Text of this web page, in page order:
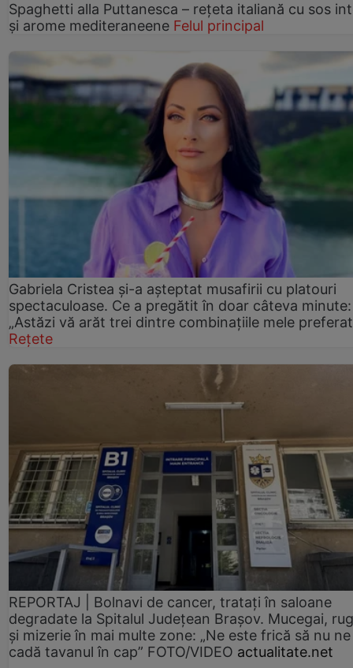
Spaghetti alla Puttanesca – rețeta italiană cu sos
și arome mediteraneene Felul principal
Gabriela Cristea și-a așteptat musafirii cu platouri
spectaculoase. Ce a pregătit în doar câteva minute:
„Astăzi vă arăt trei dintre combinațiile mele
Rețete
REPORTAJ | Bolnavi de cancer, tratați în saloane
degradate la Spitalul Județean Brașov. Mucegai,
și mizerie în mai multe zone: „Ne este frică să nu ne
cadă tavanul în cap” FOTO/VIDEO actualitate.net